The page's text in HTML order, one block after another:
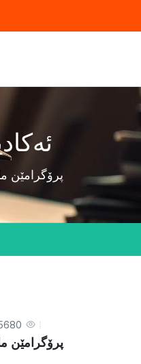
پرۆگرامێن
پرۆگرامێن